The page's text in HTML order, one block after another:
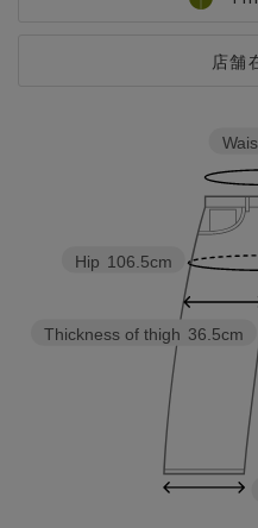
店舗
Thickness of thigh 36.5cm
Hip 106.5cm